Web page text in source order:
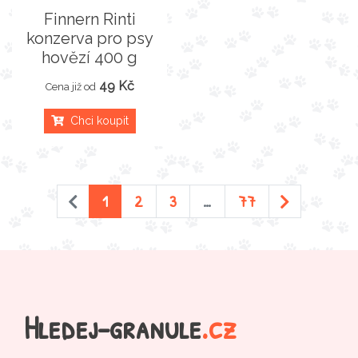
Finnern Rinti
konzerva pro psy
hovězí 400 g
Cena již od 49 Kč
Chci koupit
1 2 3 … 77
Hledej-granule.cz